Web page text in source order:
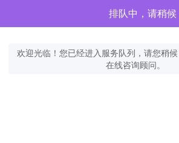
排队中，请稍候
欢迎光临！您已经进入服务队列，请您稍
在线咨询顾问。